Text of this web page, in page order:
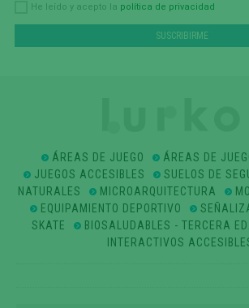
He leído y acepto la política de privacidad
ÁREAS DE JUEGO
ÁREAS DE
JUEGOS ACCESIBLES
SUELOS DE
NATURALES
MICROARQUITECTURA
EQUIPAMIENTO DEPORTIVO
SKATE
BIOSALUDABLES - TERCERA
INTERACTIVOS